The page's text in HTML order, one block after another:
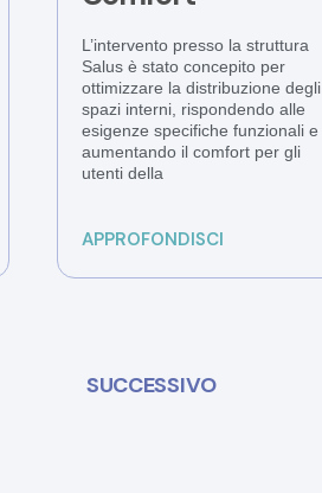
L’intervento presso la struttura
Salus è stato concepito per
ottimizzare la distribuzione degli
spazi interni, rispondendo alle
esigenze specifiche funzionali e
aumentando il comfort per gli
utenti della
APPROFONDISCI
SUCCESSIVO